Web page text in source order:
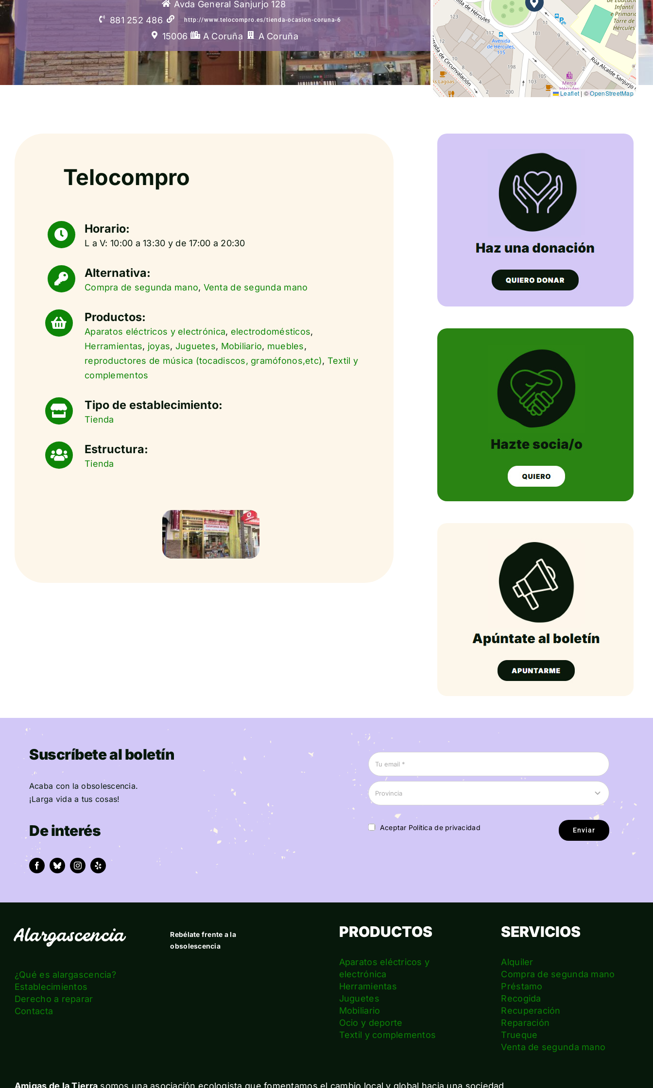
Avda General Sanjurjo 128
881 252 486
http://www.telocompro.es/tienda-ocasion-coruna-6
15006 A Coruña A Coruña
Leaflet | ©OpenStreetMap
Telocompro
Horario:
L a V: 10:00 a 13:30 y de 17:00 a 20:30
Alternativa:
Compra de segunda mano, Venta de segunda mano
Productos:
Aparatos eléctricos y electrónica, electrodomésticos,
Herramientas, joyas, Juguetes, Mobiliario, muebles,
reproductores de música (tocadiscos, gramófonos,etc), Textil y
complementos
Tipo de establecimiento:
Tienda
Estructura:
Tienda
Suscríbete al boletín
Acaba con la obsolescencia.
¡Larga vida a tus cosas!
De interés Aceptar Política de privacidad Enviar
Alargascencia
Rebélate frente a la
obsolescencia
¿Qué es alargascencia?
Establecimientos
Derecho a reparar
Contacta
PRODUCTOS
Aparatos eléctricos y
electrónica
Herramientas
Juguetes
Mobiliario
Ocio y deporte
Textil y complementos
SERVICIOS
Alquiler
Compra de segunda mano
Préstamo
Recogida
Recuperación
Reparación
Trueque
Venta de segunda mano
Amigas de la Tierra somos una asociación ecologista que fomentamos el cambio local y global hacia una sociedad